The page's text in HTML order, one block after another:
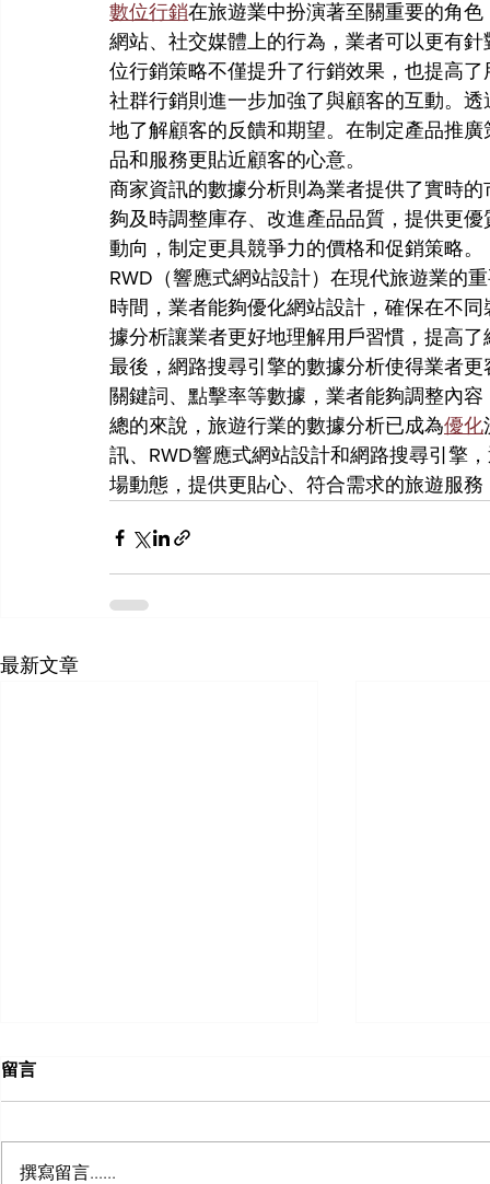
數位行銷在旅遊業中扮演著至關重要的角
網站、社交媒體上的行為，業者可以更有
位行銷策略不僅提升了行銷效果，也提高
社群行銷則進一步加強了與顧客的互動。
地了解顧客的反饋和期望。在制定產品推
品和服務更貼近顧客的心意。
商家資訊的數據分析則為業者提供了實時
夠及時調整庫存、改進產品品質，提供更
動向，制定更具競爭力的價格和促銷策略。
RWD（響應式網站設計）在現代旅遊業的
時間，業者能夠優化網站設計，確保在不
據分析讓業者更好地理解用戶習慣，提高
最後，網路搜尋引擎的數據分析使得業者
關鍵詞、點擊率等數據，業者能夠調整內
總的來說，旅遊行業的數據分析已成為優化
訊、RWD響應式網站設計和網路搜尋引擎
場動態，提供更貼心、符合需求的旅遊服
最新文章
留言
撰寫留言......